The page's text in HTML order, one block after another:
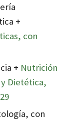
+
con
+ Nutrición
Dietética,
con